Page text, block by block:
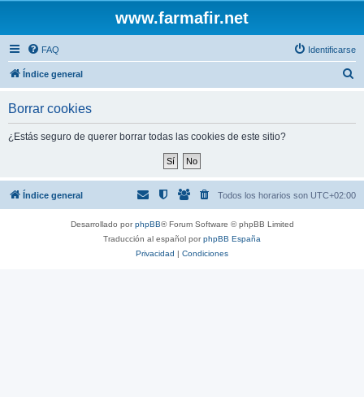
www.farmafir.net
FAQ Identificarse
Índice general
Borrar cookies
¿Estás seguro de querer borrar todas las cookies de este sitio?
Índice general Todos los horarios son UTC+02:00
Desarrollado porphpBB® Forum Software © phpBB Limited
Traducción al español porphpBB España
Privacidad | Condiciones